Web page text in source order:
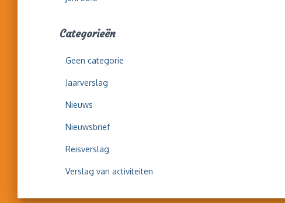
Categorieën
Geen categorie
Jaarverslag
Nieuws
Nieuwsbrief
Reisverslag
Verslag van activiteiten